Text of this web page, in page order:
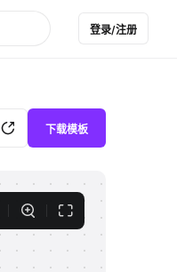
登录/注册
下载模板